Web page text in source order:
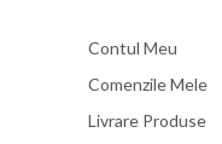
Contul Meu
Comenzile Mele
Livrare Produse